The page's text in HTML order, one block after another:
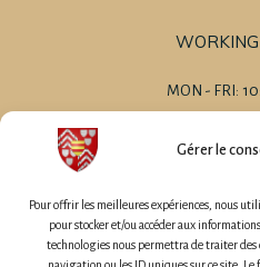
Gérer le
Pour offrir les meilleures expériences, nous
pour stocker et/ou accéder aux
technologies nous permettra de traiter
MON - FRI:
SAT
SUN
EVENEMENT